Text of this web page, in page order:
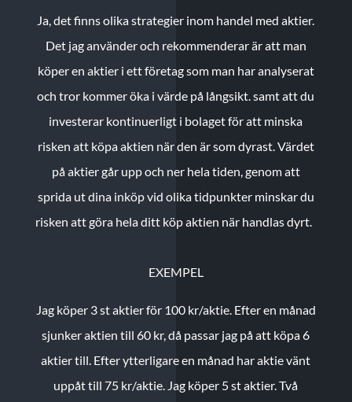
Ja, det finns olika strategier inom handel med aktier.
Det jag använder och rekommenderar är att man
köper en aktier i ett företag som man har analyserat
och tror kommer öka i värde på långsikt. samt att du
investerar kontinuerligt i bolaget för att minska
risken att köpa aktien när den är som dyrast. Värdet
på aktier går upp och ner hela tiden, genom att
sprida ut dina inköp vid olika tidpunkter minskar du
risken att göra hela ditt köp aktien när handlas dyrt.
EXEMPEL
Jag köper 3 st aktier för 100 kr/aktie. Efter en månad
sjunker aktien till 60 kr, då passar jag på att köpa 6
aktier till. Efter ytterligare en månad har aktie vänt
uppåt till 75 kr/aktie. Jag köper 5 st aktier.Två